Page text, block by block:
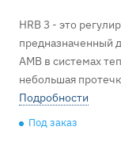
HRB 3 - это
предназначенный
AMB в системах
небольшая
и нет
Используется для
Подробности
Под заказ